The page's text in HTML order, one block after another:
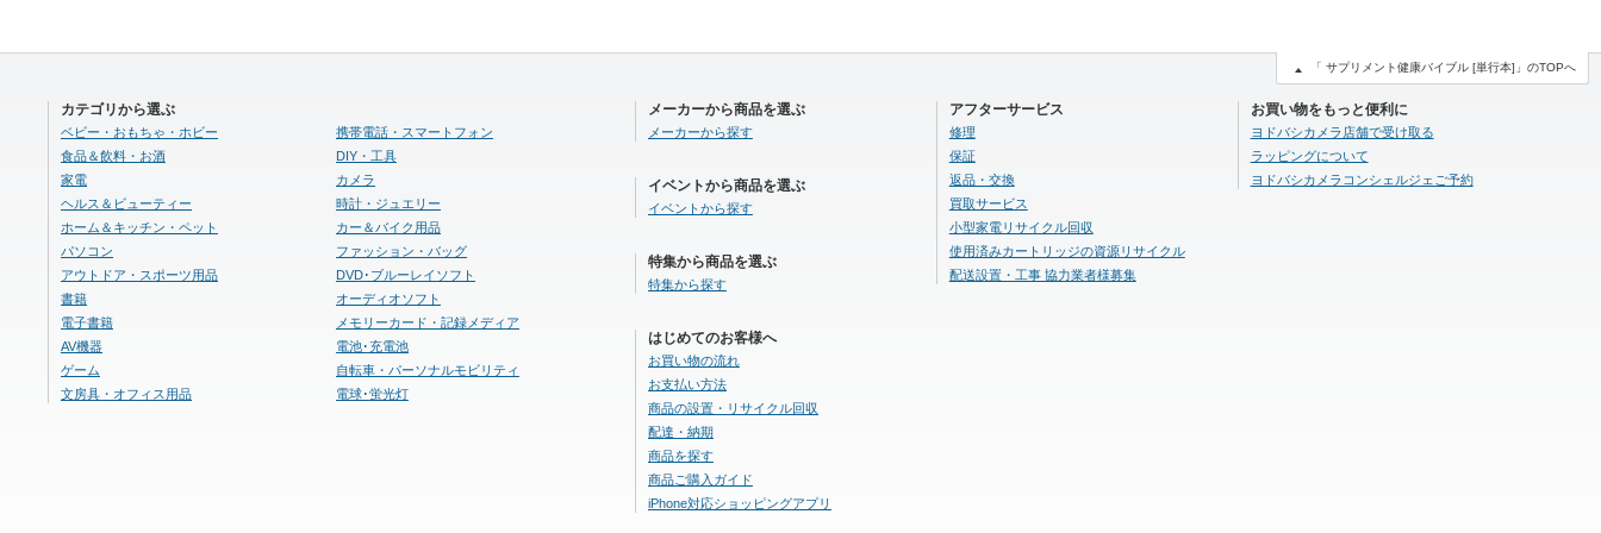
カテゴリから選ぶ
ベビー・おもちゃ・ホビー
食品＆飲料・お酒
家電
ヘルス＆ビューティー
ホーム＆キッチン・ペット
パソコン
アウトドア・スポーツ用品
書籍
電子書籍
AV機器
ゲーム
文房具・オフィス用品
携帯電話・スマートフォン
DIY・工具
カメラ
時計・ジュエリー
カー＆バイク用品
ファッション・バッグ
DVD･ブルーレイソフト
オーディオソフト
メモリーカード・記録メディア
電池･充電池
自転車・パーソナルモビリティ
電球･蛍光灯
メーカーから商品を選ぶ
メーカーから探す
イベントから商品を選ぶ
イベントから探す
特集から商品を選ぶ
特集から探す
はじめてのお客様へ
お買い物の流れ
お支払い方法
商品の設置・リサイクル回収
配達・納期
商品を探す
商品ご購入ガイド
iPhone対応ショッピングアプリ
アフターサービス
修理
保証
返品・交換
買取サービス
小型家電リサイクル回収
使用済みカートリッジの資源リサイクル
配送設置・工事 協力業者様募集
お買い物をもっと便利に
ヨドバシカメラ店舗で受け取る
ラッピングについて
ヨドバシカメラコンシェルジェご予約
「 サプリメント健康バイブル [単行本]」のTOPへ